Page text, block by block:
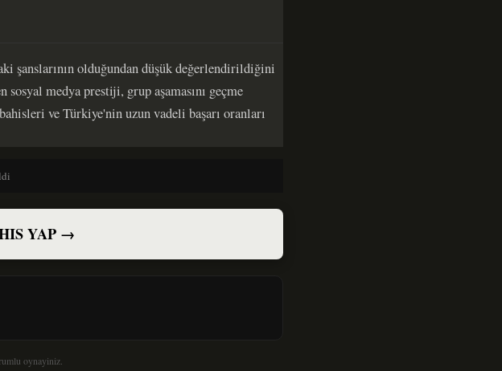
şanslarının olduğundan düşük değerlendirildiğini
medya prestiji, grup aşamasını geçme
ve Türkiye'nin uzun vadeli başarı oranları
YAP →
oynayiniz.